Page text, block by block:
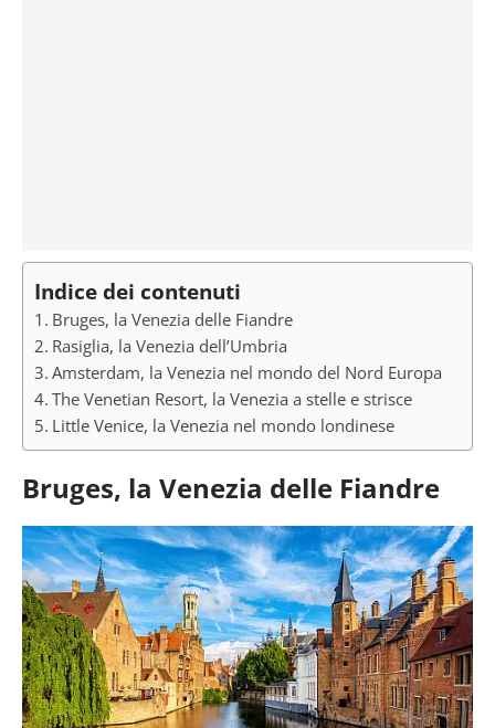
Indice dei contenuti
Bruges, la Venezia delle Fiandre
Rasiglia, la Venezia dell’Umbria
Amsterdam, la Venezia nel mondo del Nord Europa
The Venetian Resort, la Venezia a stelle e strisce
Little Venice, la Venezia nel mondo londinese
Bruges, la Venezia delle Fiandre